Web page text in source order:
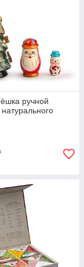
ручной